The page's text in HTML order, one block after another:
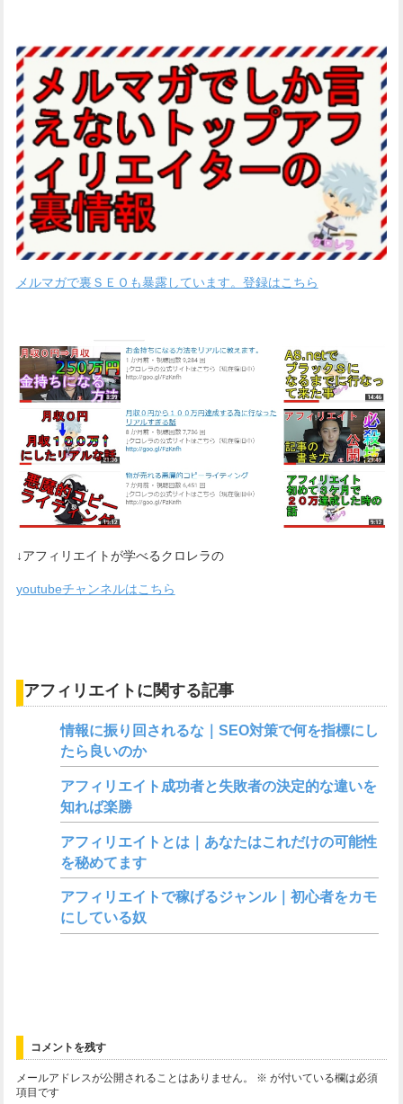
メルマガで裏ＳＥＯも暴露しています。登録はこちら
↓アフィリエイトが学べるクロレラの
youtubeチャンネルはこちら
アフィリエイトに関する記事
情報に振り回されるな｜SEO対策で何を指標にし
たら良いのか
アフィリエイト成功者と失敗者の決定的な違いを
知れば楽勝
アフィリエイトとは｜あなたはこれだけの可能性
を秘めてます
アフィリエイトで稼げるジャンル｜初心者をカモ
にしている奴
コメントを残す
メールアドレスが公開されることはありません。 ※ が付いている欄は必須
項目です